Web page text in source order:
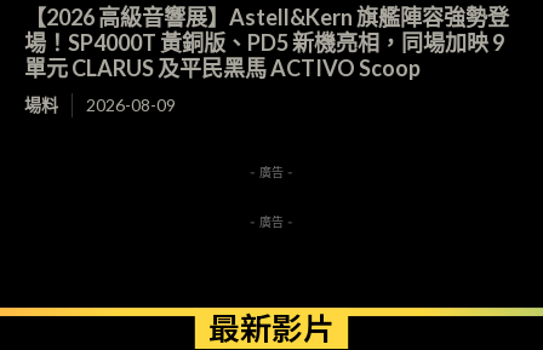
【2026 高級音響展】Astell&Kern 旗艦陣容強勢登
場！SP4000T 黃銅版、PD5 新機亮相，同場加映 9
單元 CLARUS 及平民黑馬 ACTIVO Scoop
場料 2026-08-09
- 廣告 -
- 廣告 -
最新影片